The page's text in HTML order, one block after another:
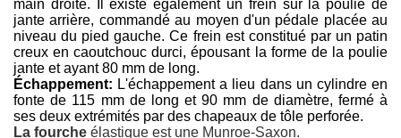
main droite. Il existe également un frein sur la poulie de
jante arrière, commandé au moyen d'un pédale placée au
niveau du pied gauche. Ce frein est constitué par un patin
creux en caoutchouc durci, épousant la forme de la poulie
jante et ayant 80 mm de long.
Échappement: L'échappement a lieu dans un cylindre en
fonte de 115 mm de long et 90 mm de diamètre, fermé à
ses deux extrémités par des chapeaux de tôle perforée.
La fourche élastique est une Munroe-Saxon.